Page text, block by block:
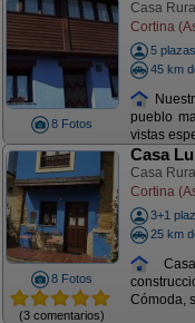
8 Fotos
Casa
Cortina
5 plazas
45 km
pueblo
vistas
8 Fotos
(3 comentarios)
Casa
Casa
Cortina
3+1
25 km
Cómoda,